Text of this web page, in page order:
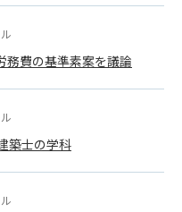
務費の基準素案を議論
築士の学科
者は、以下の各号に該当
提供しないものとしま
処理をした形式で第三